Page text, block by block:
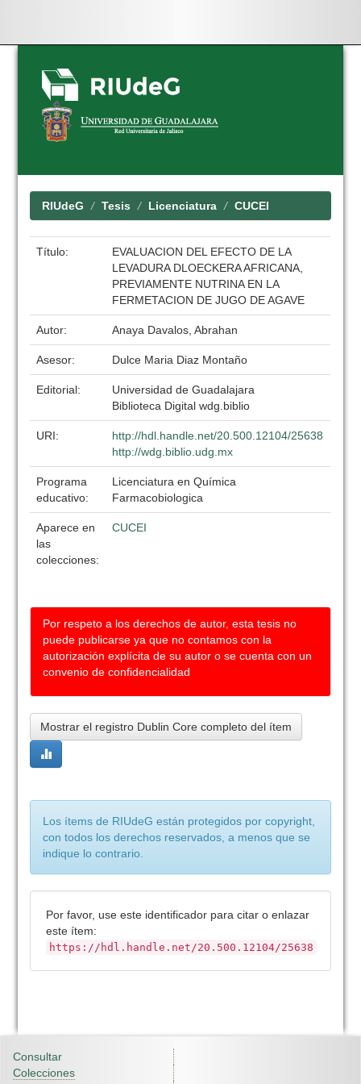
Skip
navigation
RIUdeG Tesis Licenciatura CUCEI
Título:
EVALUACION DEL EFECTO DE LA
LEVADURA DLOECKERA AFRICANA,
PREVIAMENTE NUTRINA EN LA
FERMETACION DE JUGO DE AGAVE
Autor: Anaya Davalos, Abrahan
Asesor: Dulce Maria Diaz Montaño
Editorial:
Universidad de Guadalajara
Biblioteca Digital wdg.biblio
URI:
http://hdl.handle.net/20.500.12104/25638
http://wdg.biblio.udg.mx
Programa
educativo:
Licenciatura en Química
Farmacobiologica
Aparece en
las
colecciones:
CUCEI
Por respeto a los derechos de autor, esta tesis no
puede publicarse ya que no contamos con la
autorización explícita de su autor o se cuenta con un
convenio de confidencialidad
Mostrar el registro Dublin Core completo del ítem
Los ítems de RIUdeG están protegidos por copyright,
con todos los derechos reservados, a menos que se
indique lo contrario.
Por favor, use este identificador para citar o enlazar
este ítem:
https://hdl.handle.net/20.500.12104/25638
Consultar
Colecciones